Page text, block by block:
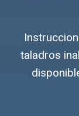
taladros